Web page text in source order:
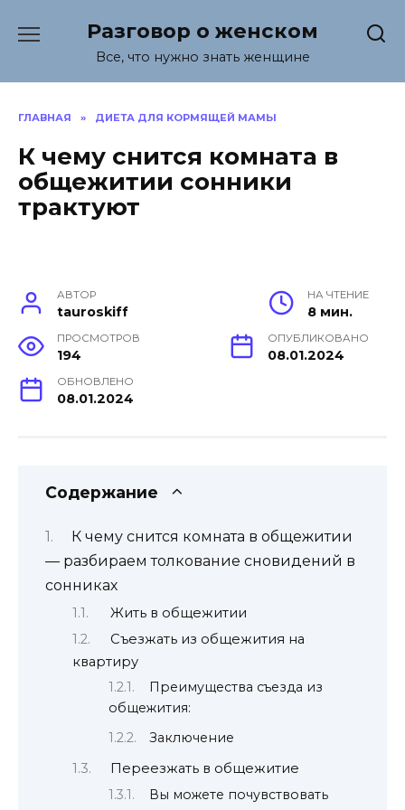
содержанию
Разговор о женском
Все, что нужно знать женщине
ГЛАВНАЯ » ДИЕТА ДЛЯ КОРМЯЩЕЙ МАМЫ
К чему снится комната в
общежитии сонники
трактуют
АВТОР
tauroskiff
НА ЧТЕНИЕ
8 мин.
ПРОСМОТРОВ
194
ОПУБЛИКОВАНО
08.01.2024
ОБНОВЛЕНО
08.01.2024
Содержание
К чему снится комната в общежитии
— разбираем толкование сновидений в
сонниках
Жить в общежитии
Съезжать из общежития на
квартиру
Преимущества съезда из
общежития:
Заключение
Переезжать в общежитие
Вы можете почувствовать